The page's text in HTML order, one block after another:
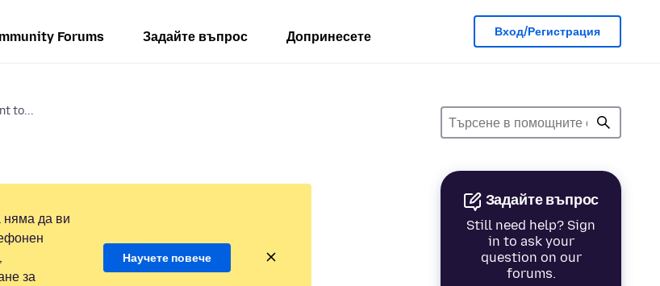
Forums Задайте въпрос Допринесете Вход/Регистрация
to...
Задайте въпрос
Still need help? Sign
in to ask your
question on our
forums.
няма да ви
за
Научете повече